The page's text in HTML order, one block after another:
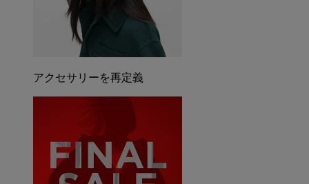
アクセサリーを再定義